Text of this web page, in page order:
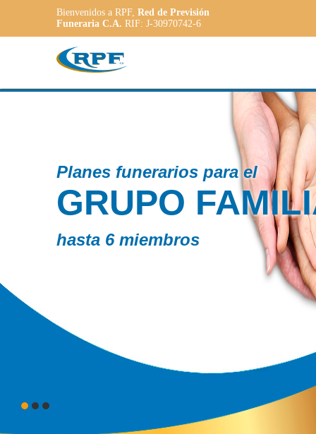
Bienvenidos a RPF, Red de Previsión
Funeraria C.A. RIF: J-30970742-6
Contamos
a las